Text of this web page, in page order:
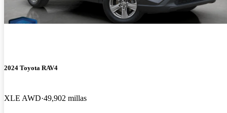
2024 Toyota RAV4
XLE AWD 49,902 millas